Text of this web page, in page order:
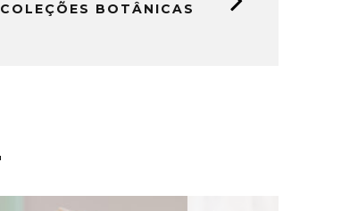
COLEÇÕES BOTÂNICAS